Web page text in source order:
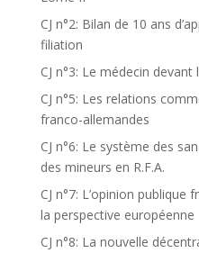
CJ n°2: Bilan de 10 ans
filiation
CJ n°3: Le médecin devant
CJ n°5: Les relations
franco-allemandes
CJ n°6: Le système des
des mineurs en R.F.A.
CJ n°7: L’opinion publique
la perspective européenne
CJ n°8: La nouvelle